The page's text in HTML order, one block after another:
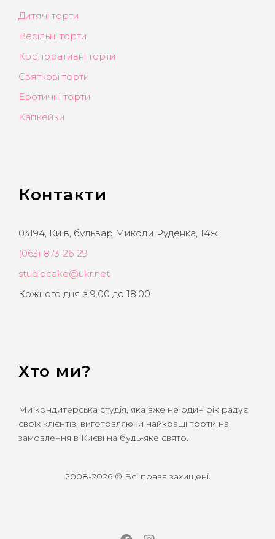
Дитячі торти
Весільні торти
Корпоративні торти
Святкові торти
Еротичні торти
Капкейки
Контакти
03194, Київ, бульвар Миколи Руденка, 14ж
(063) 873-26-29
studiocake@ukr.net
Кожного дня з 9.00 до 18.00
Хто ми?
Ми кондитерська студія, яка вже не один рік радує
своїх клієнтів, виготовляючи найкращі торти на
замовлення в Києві на будь-яке свято.
2008-2026 © Всі права захищені.